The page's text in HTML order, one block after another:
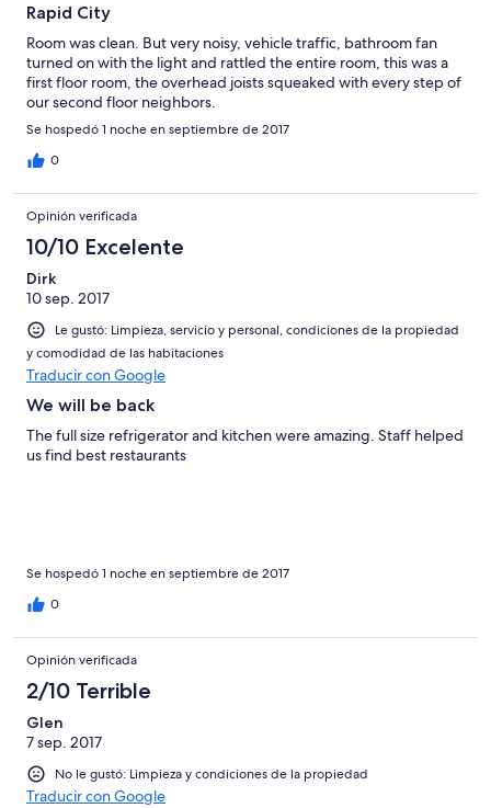
Rapid City
Room was clean. But very noisy, vehicle traffic, bathroom fan
turned on with the light and rattled the entire room, this was a
first floor room, the overhead joists squeaked with every step of
our second floor neighbors.
Se hospedó 1 noche en septiembre de 2017
0
Opinión verificada
10/10 Excelente
Dirk
10 sep. 2017
Le gustó: Limpieza, servicio y personal, condiciones de la propiedad
y comodidad de las habitaciones
Traducir con Google
We will be back
The full size refrigerator and kitchen were amazing. Staff helped
us find best restaurants
Se hospedó 1 noche en septiembre de 2017
0
Opinión verificada
2/10 Terrible
Glen
7 sep. 2017
No le gustó: Limpieza y condiciones de la propiedad
Traducir con Google